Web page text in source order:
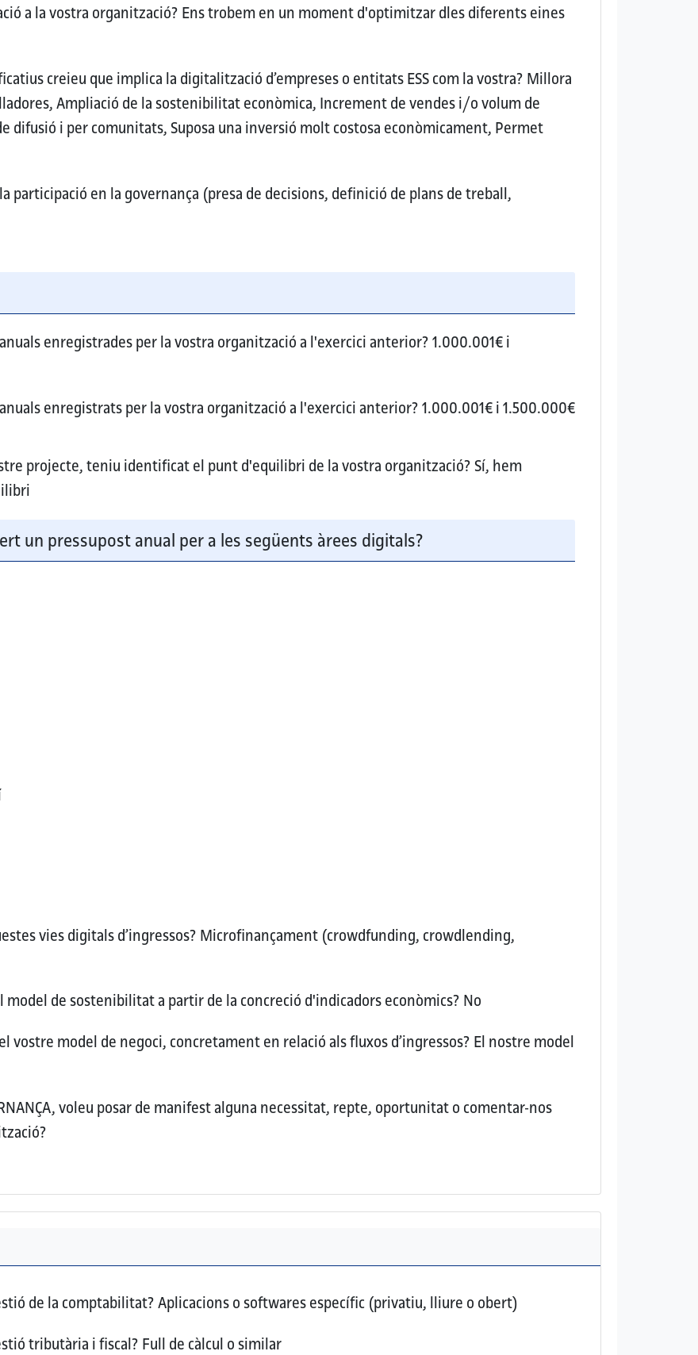
a la vostra organització? Ens trobem en un moment d'optimitzar dles diferents eines
creieu que implica la digitalització d’empreses o entitats ESS com la vostra?Millora
Ampliació de la sostenibilitat econòmica, Increment de vendes i/o volum de
difusió i per comunitats, Suposa una inversió molt costosa econòmicament, Permet
en la governança (presa de decisions, definició de plans de treball,
anuals enregistrades per la vostra organització a l'exercici anterior?1.000.001€ i
anuals enregistrats per la vostra organització a l'exercici anterior?1.000.001€ i 1.500.000€
projecte, teniu identificat el punt d'equilibri de la vostra organització? Sí, hem
un pressupost anual per a les següents àrees digitals?
vies digitals d’ingressos? Microfinançament (crowdfunding, crowdlending,
de sostenibilitat a partir de la concreció d'indicadors econòmics?No
vostre model de negoci, concretament en relació als fluxos d’ingressos? El nostre model
voleu posar de manifest alguna necessitat, repte, oportunitat o comentar-nos
de la comptabilitat?Aplicacions o softwares específic (privatiu, lliure o obert)
tributària i fiscal? Full de càlcul o similar